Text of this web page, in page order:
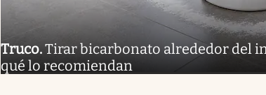
Truco.Tirar bicarbonato alrededor del
qué lo recomiendan